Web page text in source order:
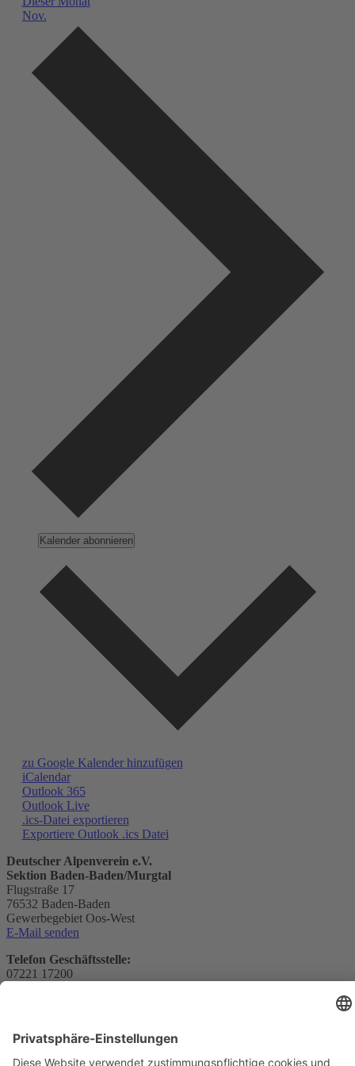
Nov.
Kalender abonnieren
zu Google Kalender hinzufügen
iCalendar
Outlook 365
Outlook Live
.ics-Datei exportieren
Exportiere Outlook .ics Datei
Deutscher Alpenverein e.V.
Sektion Baden-Baden/Murgtal
Flugstraße 17
76532 Baden-Baden
Gewerbegebiet Oos-West
E-Mail senden
Telefon Geschäftsstelle:
07221 17200
Immer auf dem neuesten Stand:
Newsletter abonnieren…